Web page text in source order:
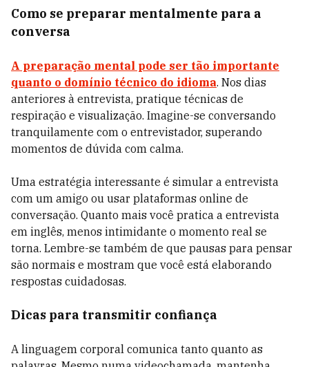
Como se preparar mentalmente para a
conversa
A preparação mental pode ser tão importante
quanto o domínio técnico do idioma. Nos dias
anteriores à entrevista, pratique técnicas de
respiração e visualização. Imagine-se conversando
tranquilamente com o entrevistador, superando
momentos de dúvida com calma.
Uma estratégia interessante é simular a entrevista
com um amigo ou usar plataformas online de
conversação. Quanto mais você pratica a entrevista
em inglês, menos intimidante o momento real se
torna. Lembre-se também de que pausas para pensar
são normais e mostram que você está elaborando
respostas cuidadosas.
Dicas para transmitir confiança
A linguagem corporal comunica tanto quanto as